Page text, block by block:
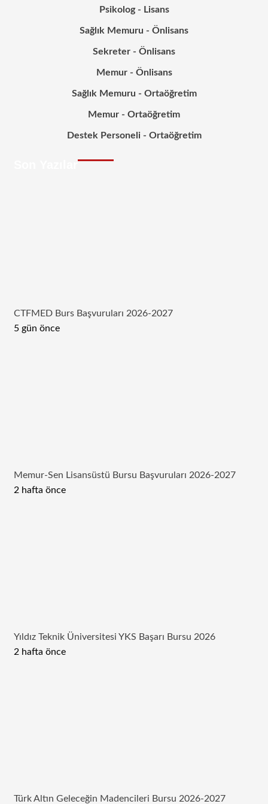
Psikolog - Lisans
Sağlık Memuru - Önlisans
Sekreter - Önlisans
Memur - Önlisans
Sağlık Memuru - Ortaöğretim
Memur - Ortaöğretim
Destek Personeli - Ortaöğretim
CTFMED Burs Başvuruları 2026-2027
5 gün önce
Memur-Sen Lisansüstü Bursu Başvuruları 2026-2027
2 hafta önce
Yıldız Teknik Üniversitesi YKS Başarı Bursu 2026
2 hafta önce
Türk Altın Geleceğin Madencileri Bursu 2026-2027